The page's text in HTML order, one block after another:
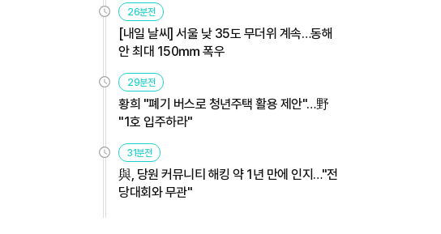
26분전
[내일 날씨] 서울 낮 35도 무더위 계속…동해
안 최대 150㎜ 폭우
29분전
황희 "폐기 버스로 청년주택 활용 제안"…野
"1호 입주하라"
31분전
與, 당원 커뮤니티 해킹 약 1년 만에 인지…"전
당대회와 무관"